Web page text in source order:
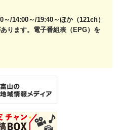
～/14:00～/19:40～ほか（121ch）
ります。電子番組表（EPG）を